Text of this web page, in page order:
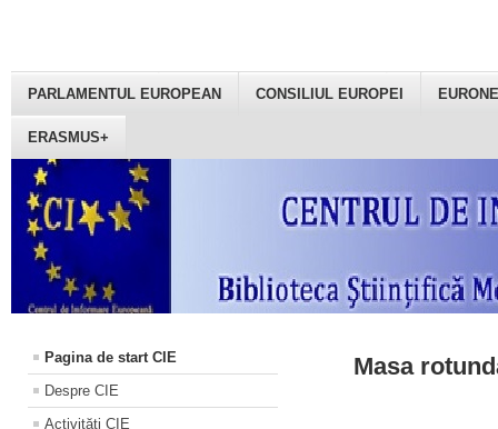
PARLAMENTUL EUROPEAN CONSILIUL EUROPEI
ERASMUS+
Pagina de start CIE
Despre CIE
Activități CIE
Masa